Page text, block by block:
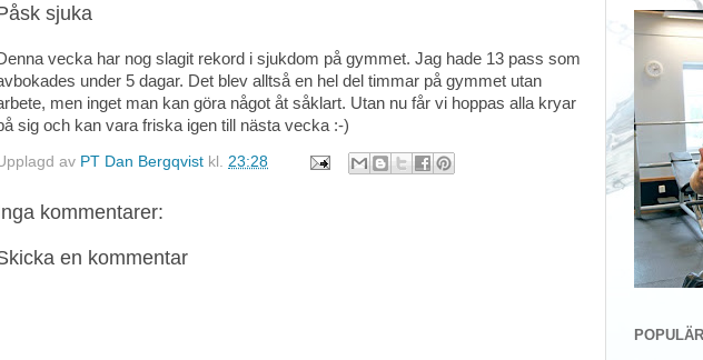
sjuka
vecka har nog slagit rekord i sjukdom på gymmet. Jag hade 13 pass som
under 5 dagar. Det blev alltså en hel del timmar på gymmet utan
men inget man kan göra något åt såklart. Utan nu får vi hoppas alla kryar
sig och kan vara friska igen till nästa vecka :-)
av PT Dan Bergqvist kl. 23:28
kommentarer:
en kommentar